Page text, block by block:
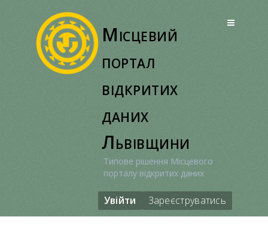
Місцевий
портал
відкритих
даних
Львівщини
Типове рішення Місцевого
порталу відкритих даних
Увійти Зареєструватись